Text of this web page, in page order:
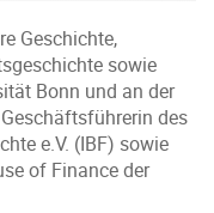
Geschichte,
sowie
Bonn und an der
des
e.V. (IBF) sowie
of Finance der